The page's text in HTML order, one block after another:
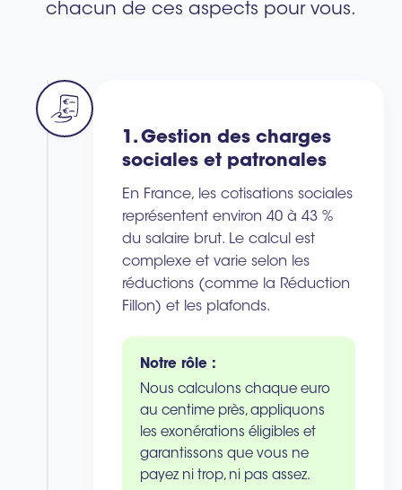
chacun de ces aspects pour vous.
1. Gestion des charges
sociales et patronales
En France, les cotisations sociales
représentent environ 40 à 43 %
du salaire brut. Le calcul est
complexe et varie selon les
réductions (comme la Réduction
Fillon) et les plafonds.
Notre rôle :
Nous calculons chaque euro
au centime près, appliquons
les exonérations éligibles et
garantissons que vous ne
payez ni trop, ni pas assez.